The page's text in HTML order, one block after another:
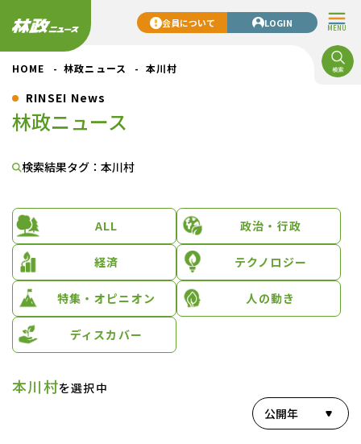
MENU
会員について LOGIN
HOME 林政ニュース 本川村
RINSEI News
林政ニュース
検索結果タグ：本川村
ALL 政治・行政
経済 テクノロジー
特集・オピニオン 人の動き
ディスカバー
本川村を選択中
公開年